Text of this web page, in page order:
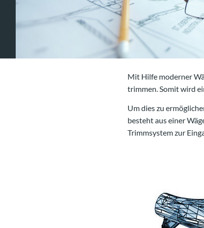
Mit Hilfe moderner
trimmen. Somit wird
Um dies zu
besteht aus einer
Trimmsystem zur